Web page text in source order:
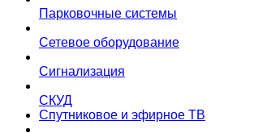
Парковочные системы
Сетевое оборудование
Сигнализация
СКУД
Спутниковое и эфирное ТВ